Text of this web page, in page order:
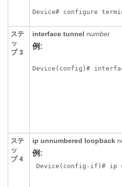
Device# configure
ステ
ッ
プ 3
interface tunnel number
例:
Device(config)#
ステ
ッ
プ 4
ip unnumbered loopback
例:
Device(config-if)# ip